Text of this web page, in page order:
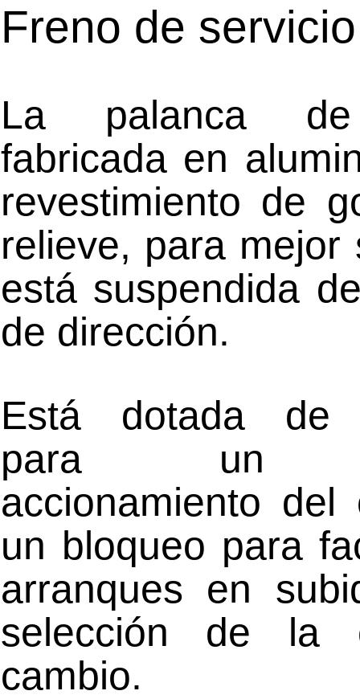
Freno de
La palanca
fabricada en
revestimiento de
relieve, para mejor
está suspendida
de dirección.
Está dotada de
para un
accionamiento del
un bloqueo para
arranques en
selección de la
cambio.